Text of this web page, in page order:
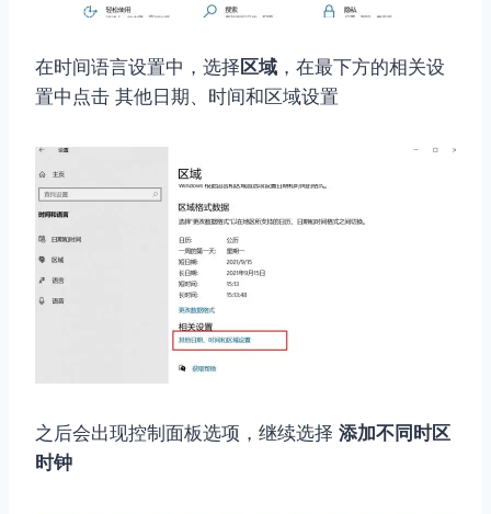
在时间语言设置中，选择 区域 ，在最下方的相关设
置中点击 其他日期、时间和区域设置
之后会出现控制面板选项，继续选择 添加不同时区
时钟